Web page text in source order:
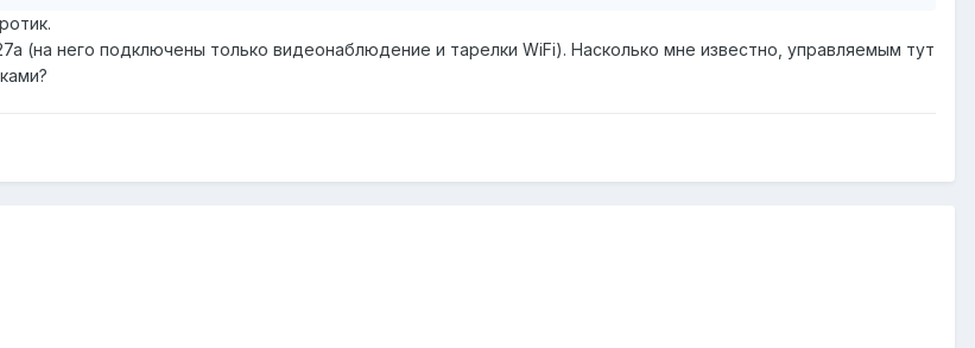
(на него подключены только видеонаблюдение и тарелки WiFi). Насколько мне известно, управляемым тут